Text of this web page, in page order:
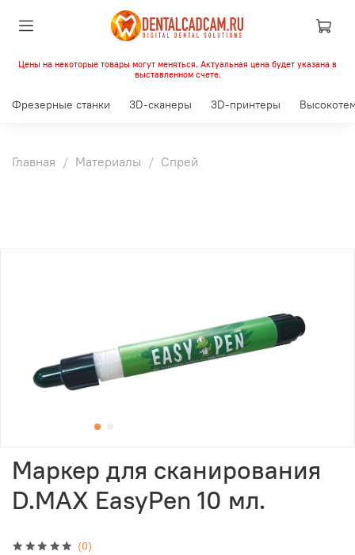
Цены на некоторые товары могут меняться. Актуальная цена будет указана в
выставленном счете.
Фрезерные станки 3D-сканеры 3D-принтеры
Главная Материалы Спрей
(0)
Маркер для сканирования
D.MAX EasyPen 10 мл.